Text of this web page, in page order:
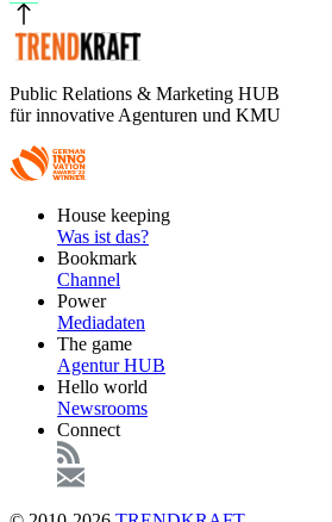
Public Relations & Marketing HUB
für innovative Agenturen und KMU
FooterHouse keeping
Was ist das?
Bookmark
Channel
Power
Mediadaten
The game
Agentur HUB
Hello world
Newsrooms
Connect